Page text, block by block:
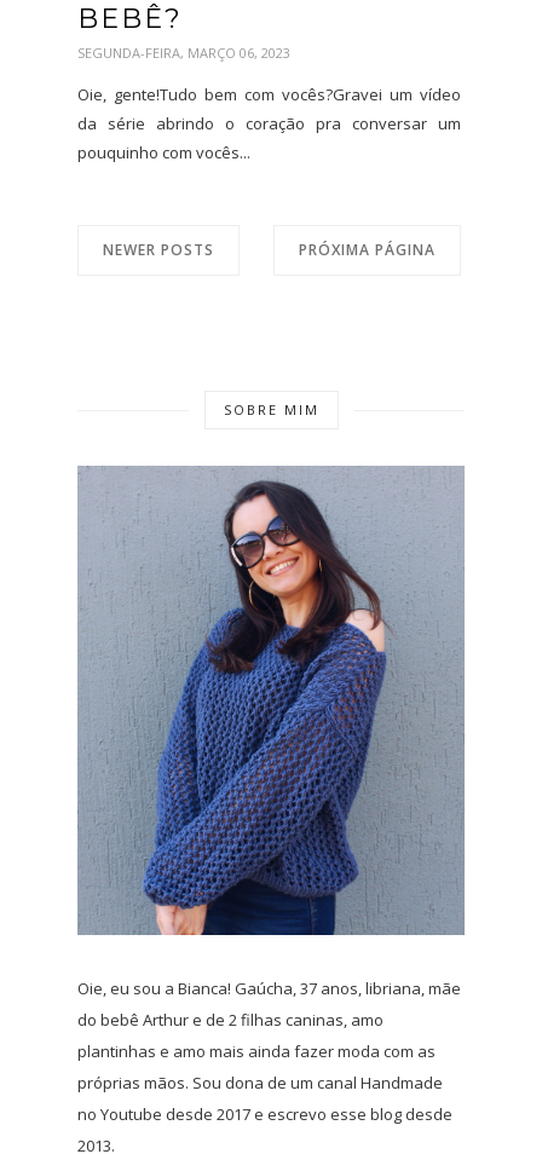
BEBÊ?
SEGUNDA-FEIRA, MARÇO 06, 2023
Oie, gente!Tudo bem com vocês?Gravei um vídeo
da série abrindo o coração pra conversar um
pouquinho com vocês...
NEWER POSTS PRÓXIMA PÁGINA
SOBRE MIM
Oie, eu sou a Bianca! Gaúcha, 37 anos, libriana, mãe
do bebê Arthur e de 2 filhas caninas, amo
plantinhas e amo mais ainda fazer moda com as
próprias mãos. Sou dona de um canal Handmade
no Youtube desde 2017 e escrevo esse blog desde
2013.